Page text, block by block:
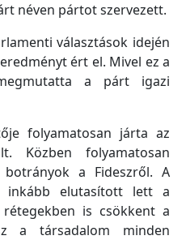
néven pártot szervezett.
választások idején
ért el. Mivel ez a
a párt igazi
folyamatosan járta az
Közben folyamatosan
a Fideszről. A
inkább elutasított lett a
is csökkent a
a társadalom minden